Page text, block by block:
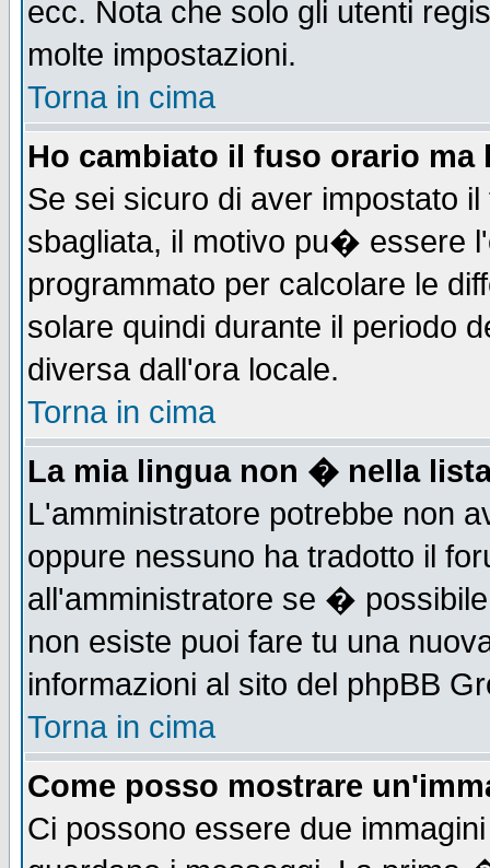
ecc. Nota che solo gli utenti
molte impostazioni.
Torna in cima
Ho cambiato il fuso orario
Se sei sicuro di aver impostato
sbagliata, il motivo pu� essere
programmato per calcolare le
solare quindi durante il periodo
diversa dall'ora locale.
Torna in cima
La mia lingua non � nella
L'amministratore potrebbe non
oppure nessuno ha tradotto il
all'amministratore se �
non esiste puoi fare tu una
informazioni al sito del phpBB
Torna in cima
Come posso mostrare
Ci possono essere due